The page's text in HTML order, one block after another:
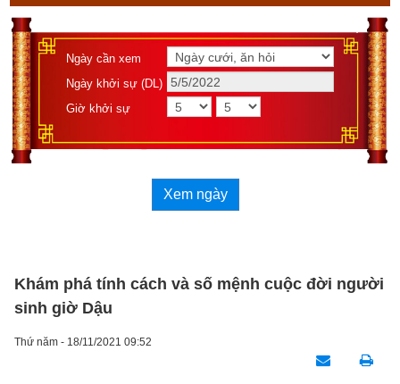
Ngày cần xem
Ngày khởi sự (DL)
Giờ khởi sự
Xem ngày
Khám phá tính cách và số mệnh cuộc đời người
sinh giờ Dậu
Thứ năm - 18/11/2021 09:52